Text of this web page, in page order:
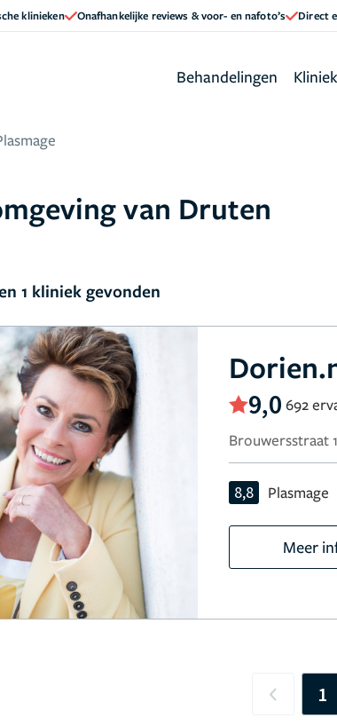
klinieken Onafhankelijke reviews & voor- en nafoto’s Direct
Behandelingen
van Druten
1 kliniek gevonden
9,0 692
Brouwersstraat
8,8 Plasmage
Meer
Previous
1